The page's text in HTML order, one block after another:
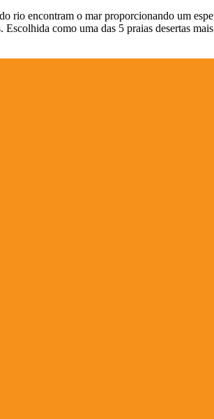
rio encontram o mar proporcionando um
Escolhida como uma das 5 praias desertas